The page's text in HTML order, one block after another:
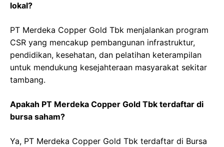
lokal?
PT Merdeka Copper Gold Tbk menjalankan program
CSR yang mencakup pembangunan infrastruktur,
pendidikan, kesehatan, dan pelatihan keterampilan
untuk mendukung kesejahteraan masyarakat sekitar
tambang.
Apakah PT Merdeka Copper Gold Tbk terdaftar di
bursa saham?
Ya, PT Merdeka Copper Gold Tbk terdaftar di Bursa